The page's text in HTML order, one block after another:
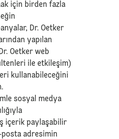
için birden fazla
Dr. Oetker
yapılan
Oetker web
ile etkileşim)
kullanabileceğini
sosyal medya
içerik paylaşabilir
posta adresimin